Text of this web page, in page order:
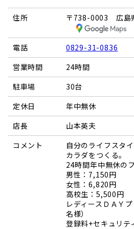
住所 〒738-0003 広島
電話
0829-31-0836
営業時間
24時間
駐車場
30台
定休日
年中無休
店長
山本英夫
コメント
自分のライフスタ
カラダをつくる。
24時間年中無休の
男性：7,150円
女性：6,820円
高校生：5,500円
レディースＤＡＹ
名様）
登録料+セキュリ